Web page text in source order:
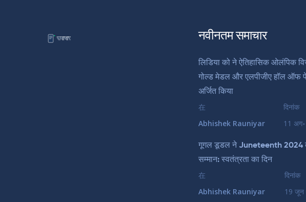
नवीनतम समाचार
लिडिया को ने ऐतिहासिक ओलंपिक
गोल्ड मेडल और एलपीजीए हॉल ऑफ
अर्जित किया
在
Abhishek Rauniyar
दिनांक
11
गूगल डूडल ने Juneteenth 2024
सम्मान: स्वतंत्रता का दिन
在
Abhishek Rauniyar
दिनांक
19 जून